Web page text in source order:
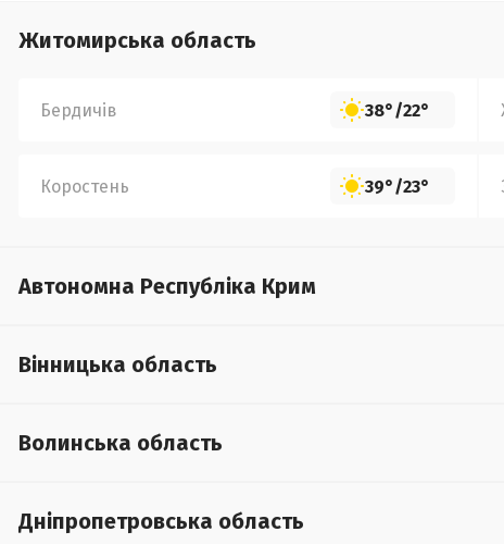
Житомирська область
Бердичів 38°/22°
Коростень 39°/23°
Автономна Республіка Крим
Вінницька область
Волинська область
Дніпропетровська область